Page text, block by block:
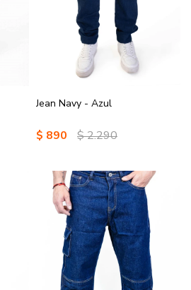
Jean Navy - Azul
$ 890 $2.290